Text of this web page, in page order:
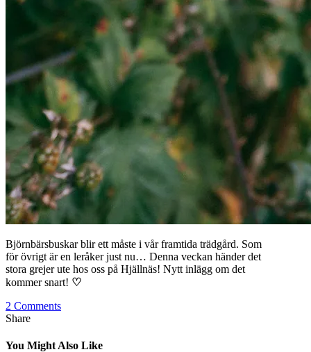
Björnbärsbuskar blir ett måste i vår framtida trädgård. Som
för övrigt är en leråker just nu… Denna veckan händer det
stora grejer ute hos oss på Hjällnäs! Nytt inlägg om det
kommer snart! ♡
2 Comments
Share
You Might Also Like